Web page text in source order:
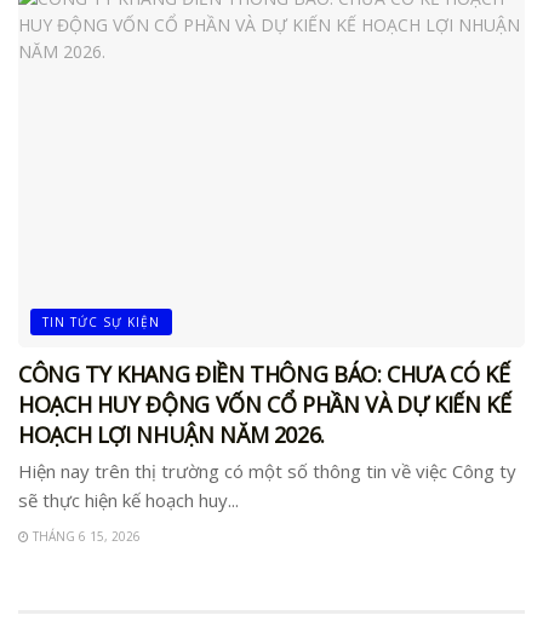
TIN TỨC SỰ KIỆN
CÔNG TY KHANG ĐIỀN THÔNG BÁO: CHƯA CÓ KẾ
HOẠCH HUY ĐỘNG VỐN CỔ PHẦN VÀ DỰ KIẾN KẾ
HOẠCH LỢI NHUẬN NĂM 2026.
Hiện nay trên thị trường có một số thông tin về việc Công ty
sẽ thực hiện kế hoạch huy...
THÁNG 6 15, 2026